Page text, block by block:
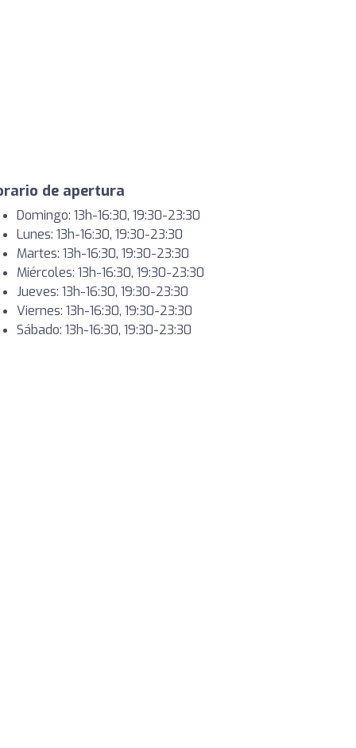
de apertura
Domingo: 13h-16:30, 19:30-23:30
Lunes: 13h-16:30, 19:30-23:30
Martes: 13h-16:30, 19:30-23:30
Miércoles: 13h-16:30, 19:30-23:30
Jueves: 13h-16:30, 19:30-23:30
Viernes: 13h-16:30, 19:30-23:30
Sábado: 13h-16:30, 19:30-23:30